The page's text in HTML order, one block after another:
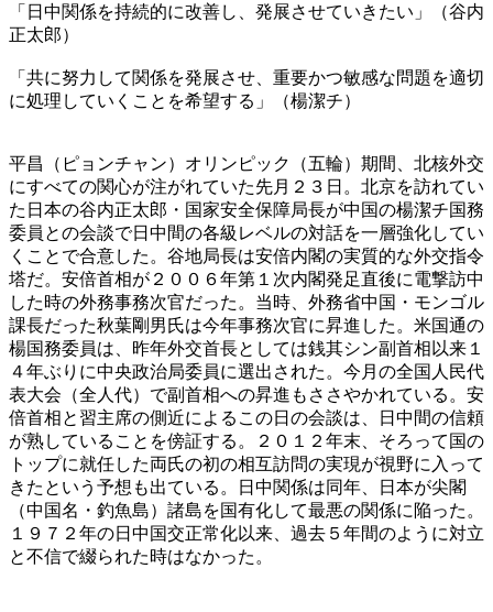
「日中関係を持続的に改善し、発展させていきたい」（谷内
正太郎）
「共に努力して関係を発展させ、重要かつ敏感な問題を適切
に処理していくことを希望する」（楊潔チ）
平昌（ピョンチャン）オリンピック（五輪）期間、北核外交
にすべての関心が注がれていた先月２３日。北京を訪れてい
た日本の谷内正太郎・国家安全保障局長が中国の楊潔チ国務
委員との会談で日中間の各級レベルの対話を一層強化してい
くことで合意した。谷地局長は安倍内閣の実質的な外交指令
塔だ。安倍首相が２００６年第１次内閣発足直後に電撃訪中
した時の外務事務次官だった。当時、外務省中国・モンゴル
課長だった秋葉剛男氏は今年事務次官に昇進した。米国通の
楊国務委員は、昨年外交首長としては銭其シン副首相以来１
４年ぶりに中央政治局委員に選出された。今月の全国人民代
表大会（全人代）で副首相への昇進もささやかれている。安
倍首相と習主席の側近によるこの日の会談は、日中間の信頼
が熟していることを傍証する。２０１２年末、そろって国の
トップに就任した両氏の初の相互訪問の実現が視野に入って
きたという予想も出ている。日中関係は同年、日本が尖閣
（中国名・釣魚島）諸島を国有化して最悪の関係に陥った。
１９７２年の日中国交正常化以来、過去５年間のように対立
と不信で綴られた時はなかった。